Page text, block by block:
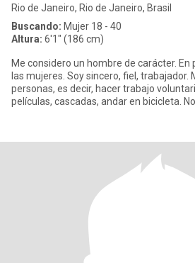
Rio de Janeiro, Rio de Janeiro, Brasil
Buscando: Mujer 18 - 40
Altura: 6'1" (186 cm)
Me considero un hombre de carácter.
las mujeres. Soy sincero, fiel, trabajador.
personas, es decir, hacer trabajo
películas, cascadas, andar en bicicleta.